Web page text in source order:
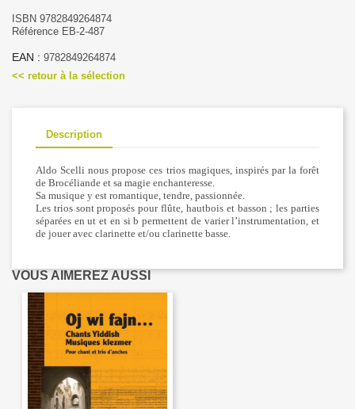
ISBN 9782849264874
Référence EB-2-487
EAN : 9782849264874
<< retour à la sélection
Description
Aldo Scelli nous propose ces trios magiques, inspirés par la forêt
de Brocéliande et sa magie enchanteresse.
Sa musique y est romantique, tendre, passionnée.
Les trios sont proposés pour flûte, hautbois et basson ; les parties
séparées en ut et en si b permettent de varier l’instrumentation, et
de jouer avec clarinette et/ou clarinette basse.
VOUS AIMEREZ AUSSI